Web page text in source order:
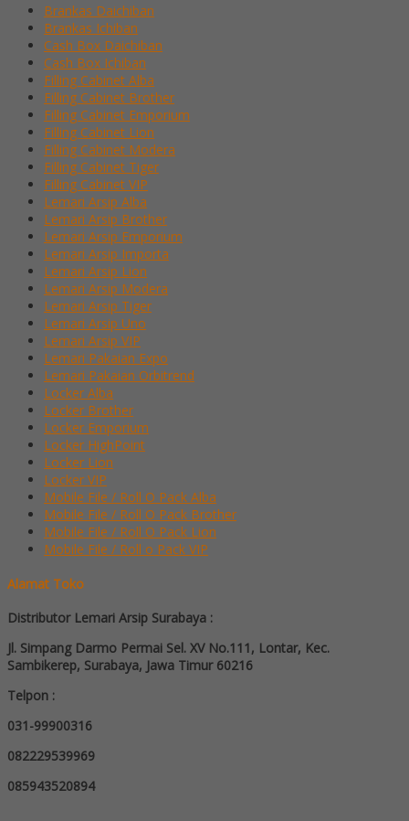
Brankas Daichiban
Brankas Ichiban
Cash Box Daichiban
Cash Box Ichiban
Filling Cabinet Alba
Filling Cabinet Brother
Filling Cabinet Emporium
Filling Cabinet Lion
Filling Cabinet Modera
Filling Cabinet Tiger
Filling Cabinet VIP
Lemari Arsip Alba
Lemari Arsip Brother
Lemari Arsip Emporium
Lemari Arsip Importa
Lemari Arsip Lion
Lemari Arsip Modera
Lemari Arsip Tiger
Lemari Arsip Uno
Lemari Arsip VIP
Lemari Pakaian Expo
Lemari Pakaian Orbitrend
Locker Alba
Locker Brother
Locker Emporium
Locker HighPoint
Locker Lion
Locker VIP
Mobile File / Roll O Pack Alba
Mobile File / Roll O Pack Brother
Mobile File / Roll O Pack Lion
Mobile File / Roll o Pack VIP
Alamat Toko
Distributor Lemari Arsip Surabaya :
Jl. Simpang Darmo Permai Sel. XV No.111, Lontar, Kec.
Sambikerep, Surabaya, Jawa Timur 60216
Telpon :
031-99900316
082229539969
085943520894